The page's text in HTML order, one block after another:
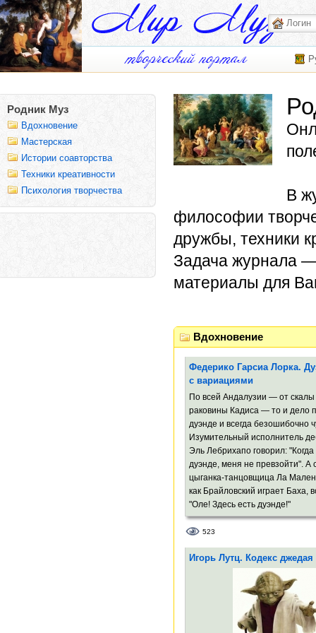
Родник Муз
Вдохновение
Мастерская
Истории соавторства
Техники креативности
Психология творчества
В
философии
дружбы, техники
Задача журнала
материалы для
Вдохновение
Федерико Гарсиа Лорка.
с вариациями
По всей Андалузии — от
раковины Кадиса — то и дело
дуэнде и всегда безошибочно
Изумительный исполнитель
Эль Лебрихапо говорил:
дуэнде, меня не превзойти". А
цыганка-танцовщица Ла
как Брайловский играет Баха,
"Оле! Здесь есть дуэнде!"
523
Игорь Лутц. Кодекс джедая